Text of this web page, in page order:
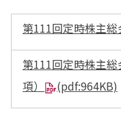
NAGASEバイオテック室
IR（投資家情報）
IRニュース：2026年
IRライブラリー
個人株主・投資家の皆様へ
第111回定時株主
第111回定時株主
項）
(pdf:964KB)